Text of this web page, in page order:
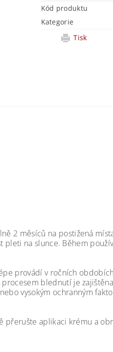
Kód produktu
Kategorie
Tisk
2 měsíců na postižená
pleti na slunce. Během
provádí v ročních
blednutí je
vysokým ochranným
přerušte aplikaci krému a